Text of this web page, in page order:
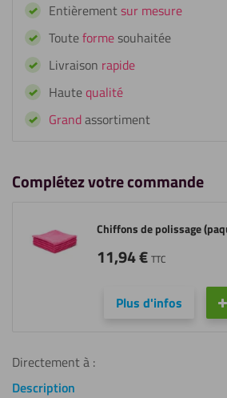
Acrylic
Polish
Professional
Entièrementsur mesure
Touteforme souhaitée
Livraison rapide
Hautequalité
Grandassortiment
Complétez votre commande
Plus d'infos
Chiffons de polissage
11,94€ TTC
Directement à :
Description